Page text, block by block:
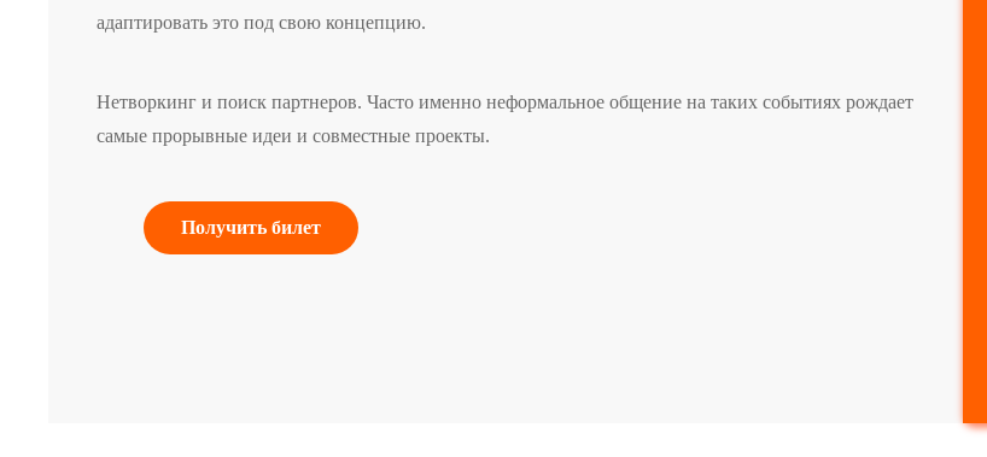
адаптировать это под свою концепцию.
Нетворкинг и поиск партнеров. Часто именно неформальное общение на таких событиях рождает
самые прорывные идеи и совместные проекты.
Получить билет